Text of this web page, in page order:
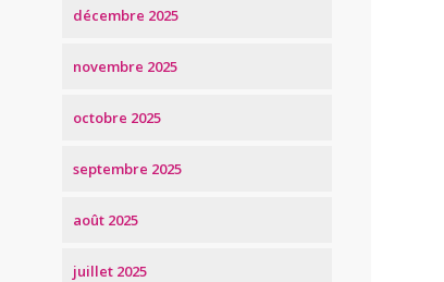
décembre 2025
novembre 2025
octobre 2025
septembre 2025
août 2025
juillet 2025